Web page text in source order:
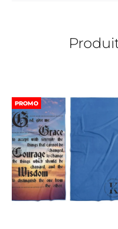
PROMO